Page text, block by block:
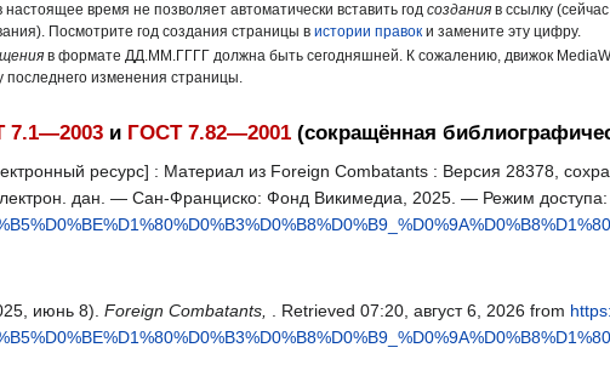
настоящее время не позволяет автоматически вставить год созданияв ссылку
Посмотрите год создания страницы в истории правоки замените эту цифру.
в формате ДД.ММ.ГГГГ должна быть сегодняшней. К сожалению, движок
последнего изменения страницы.
7.1—2003 и ГОСТ 7.82—2001 (сокращённая
ресурс] : Материал из Foreign Combatants : Версия 28378,
дан. — Сан-Франциско: Фонд Викимедиа, 2025. — Режим доступа:
июнь 8). Foreign Combatants, . Retrieved 07:20, август 6, 2026 from